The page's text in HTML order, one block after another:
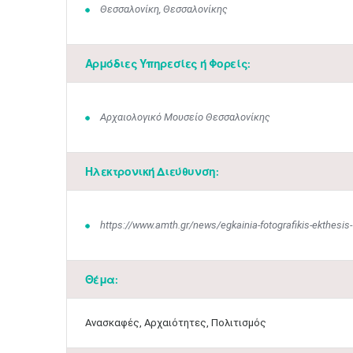
Θεσσαλονίκη, Θεσσαλονίκης
Αρμόδιες Υπηρεσίες ή Φορείς:
Αρχαιολογικό Μουσείο Θεσσαλονίκης
Ηλεκτρονική Διεύθυνση:
https://www.amth.gr/news/egkainia-fotografikis-
Θέμα:
Ανασκαφές, Αρχαιότητες, Πολιτισμός